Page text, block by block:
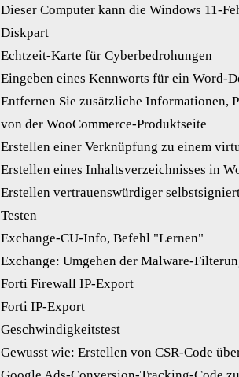
Dieser Computer kann die Windows 11-
Diskpart
Echtzeit-Karte für Cyberbedrohungen
Eingeben eines Kennworts für ein Word-
Entfernen Sie zusätzliche Informationen,
von der WooCommerce-Produktseite
Erstellen einer Verknüpfung zu einem
Erstellen eines Inhaltsverzeichnisses in
Erstellen vertrauenswürdiger
Testen
Exchange-CU-Info, Befehl "Lernen"
Exchange: Umgehen der Malware-
Forti Firewall IP-Export
Forti IP-Export
Geschwindigkeitstest
Gewusst wie: Erstellen von CSR-Code